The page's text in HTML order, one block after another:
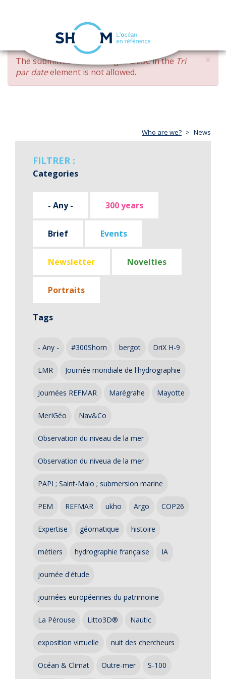
Skip
main
content
navigation
×
ERROR
MESSAGE
The submitted value changed DESCin the Tri
par dateelement is not allowed.
Who are we? News
FILTRER :
Categories
- Any - 300 years
Brief Events
Newsletter Novelties
Portraits
Tags
- Any - #300Shom bergot DriX H-9
EMR Journée mondiale de l'hydrographie
Journées REFMAR Marégrahe Mayotte
MerIGéo Nav&Co
Observation du niveau de la mer
Observation du niveua de la mer
PAPI ; Saint-Malo ; submersion marine
PEM REFMAR ukho Argo COP26
Expertise géomatique histoire
métiers hydrographie française IA
journée d'étude
journées européennes du patrimoine
La Pérouse Litto3D® Nautic
exposition virtuelle nuit des chercheurs
Océan & Climat Outre-mer S-100